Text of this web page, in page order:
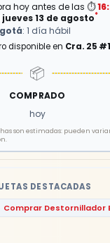
DESTACADAS
Comprar Destornillador
hoy antes de las ⏱
jueves 13 de agosto*
: 1 día hábil
disponible en Cra. 25
📦
COMPRADO
hoy
son estimadas: pueden